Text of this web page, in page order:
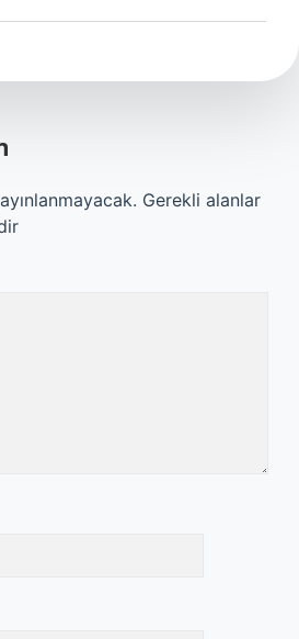
Gerekli alanlar